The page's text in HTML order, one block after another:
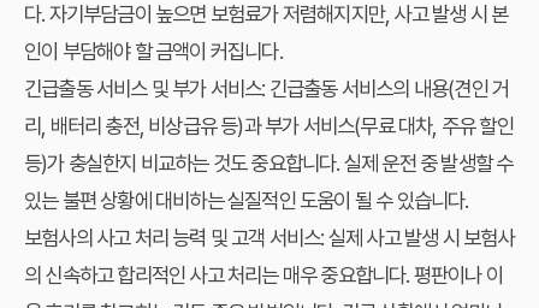
다. 자기부담금이 높으면 보험료가 저렴해지지만, 사고 발생 시 본
인이 부담해야 할 금액이 커집니다.
긴급출동 서비스 및 부가 서비스: 긴급출동 서비스의 내용(견인 거
리, 배터리 충전, 비상급유 등)과 부가 서비스(무료 대차, 주유 할인
등)가 충실한지 비교하는 것도 중요합니다. 실제 운전 중 발생할 수
있는 불편 상황에 대비하는 실질적인 도움이 될 수 있습니다.
보험사의 사고 처리 능력 및 고객 서비스:실제 사고 발생 시 보험사
의 신속하고 합리적인 사고 처리는 매우 중요합니다. 평판이나 이